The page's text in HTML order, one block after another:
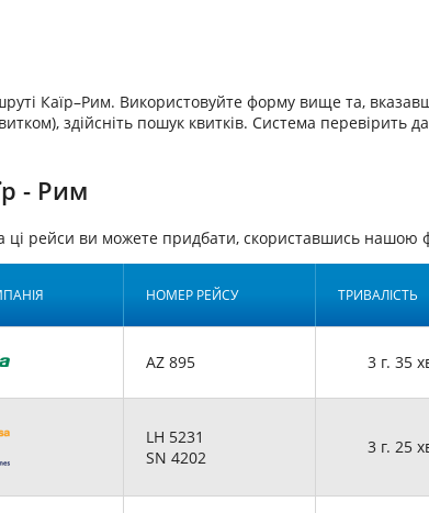
Каїр–Рим. Використовуйте форму вище та,
здійсніть пошук квитків. Система перевірить
- Рим
ці рейси ви можете придбати, скориставшись
НОМЕР РЕЙСУ ТРИВАЛІСТЬ
AZ 895 3 г. 35
LH 5231
SN 4202
3 г. 25